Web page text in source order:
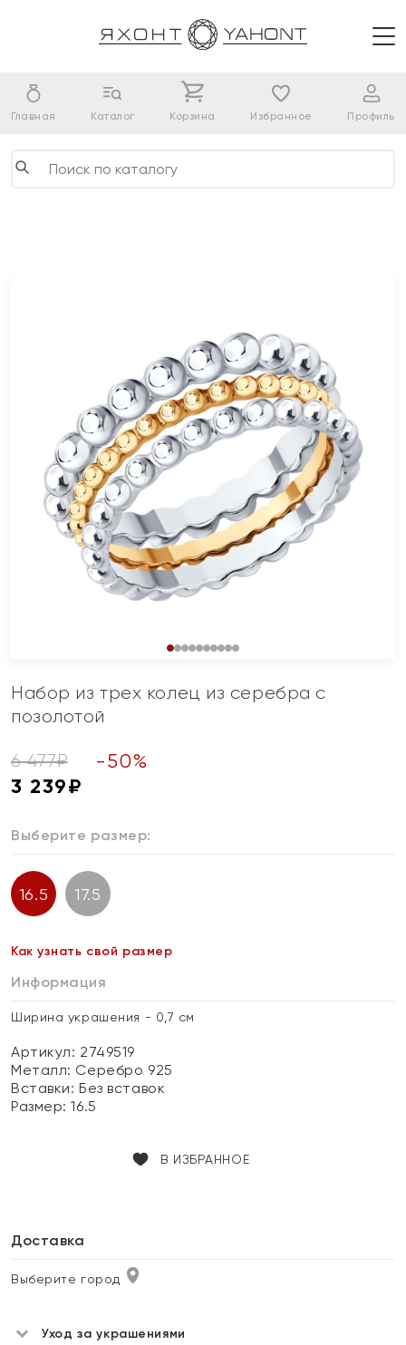
Главная Каталог Корзина Избранное Профиль
Набор из трех колец из серебра с
позолотой
6 477₽ -50%
3 239₽
Выберите размер:
16.5 17.5
Как узнать свой размер
Информация
Ширина украшения - 0,7 см
Артикул: 2749519
Металл: Серебро 925
Вставки:Без вставок
Размер:16.5
В ИЗБРАННОЕ
Доставка
Выберите город
Уход за украшениями